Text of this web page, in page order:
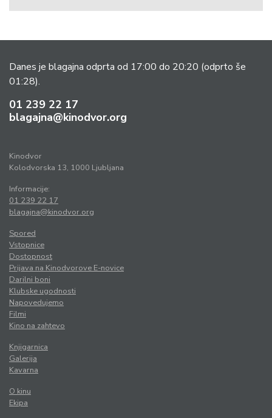
Danes je blagajna odprta od 17:00 do 20:20 (odprto še
01:28).
01 239 22 17
blagajna@kinodvor.org
Kinodvor
Kolodvorska 13, 1000 Ljubljana
Informacije:
01 239 22 17
blagajna@kinodvor.org
Spored
Vstopnice
Dostopnost
Prijava na Kinodvorove E-novice
Darilni boni
Klubske ugodnosti
Napovedujemo
Filmi
Kino na zahtevo
Knjigarnica
Galerija
Kavarna
O kinu
Ekipa